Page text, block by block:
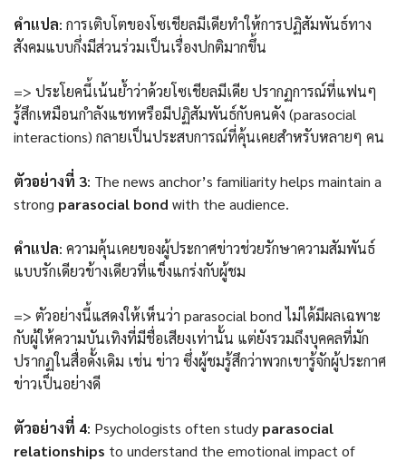
คำแปล: การเติบโตของโซเชียลมีเดียทำให้การปฏิสัมพันธ์ทาง
สังคมแบบกึ่งมีส่วนร่วมเป็นเรื่องปกติมากขึ้น
=> ประโยคนี้เน้นย้ำว่าด้วยโซเชียลมีเดีย ปรากฏการณ์ที่แฟนๆ
รู้สึกเหมือนกำลังแชทหรือมีปฏิสัมพันธ์กับคนดัง (parasocial
interactions) กลายเป็นประสบการณ์ที่คุ้นเคยสำหรับหลายๆ คน
ตัวอย่างที่ 3: The news anchor’s familiarity helps maintain a
strong parasocial bond with the audience.
คำแปล: ความคุ้นเคยของผู้ประกาศข่าวช่วยรักษาความสัมพันธ์
แบบรักเดียวข้างเดียวที่แข็งแกร่งกับผู้ชม
=> ตัวอย่างนี้แสดงให้เห็นว่า parasocial bond ไม่ได้มีผลเฉพาะ
กับผู้ให้ความบันเทิงที่มีชื่อเสียงเท่านั้น แต่ยังรวมถึงบุคคลที่มัก
ปรากฏในสื่อดั้งเดิม เช่น ข่าว ซึ่งผู้ชมรู้สึกว่าพวกเขารู้จักผู้ประกาศ
ข่าวเป็นอย่างดี
ตัวอย่างที่ 4: Psychologists often study parasocial
relationships to understand the emotional impact of